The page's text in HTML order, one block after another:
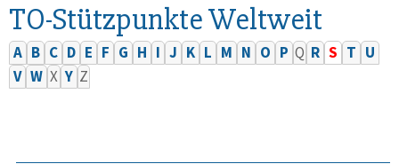
TO-Stützpunkte Weltweit
A B C D E F G H I J K L M N O P Q R S T U
V W X Y Z